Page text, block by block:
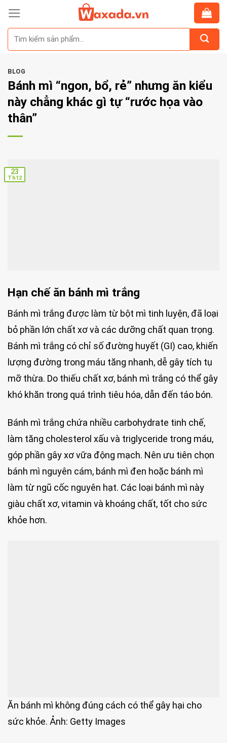
Skip
content
BLOG
Bánh mì “ngon, bổ, rẻ” nhưng ăn kiểu
này chẳng khác gì tự “rước họa vào
thân”
23
Th12
Hạn chế ăn bánh mì trắng
Bánh mì trắng được làm từ bột mì tinh luyện, đã loại
bỏ phần lớn chất xơ và các dưỡng chất quan trọng.
Bánh mì trắng có chỉ số đường huyết (GI) cao, khiến
lượng đường trong máu tăng nhanh, dễ gây tích tụ
mỡ thừa. Do thiếu chất xơ, bánh mì trắng có thể gây
khó khăn trong quá trình tiêu hóa, dẫn đến táo bón.
Bánh mì trắng chứa nhiều carbohydrate tinh chế,
làm tăng cholesterol xấu và triglyceride trong máu,
góp phần gây xơ vữa động mạch. Nên ưu tiên chọn
bánh mì nguyên cám, bánh mì đen hoặc bánh mì
làm từ ngũ cốc nguyên hạt. Các loại bánh mì này
giàu chất xơ, vitamin và khoáng chất, tốt cho sức
khỏe hơn.
Ăn bánh mì không đúng cách có thể gây hại cho
sức khỏe. Ảnh: Getty Images